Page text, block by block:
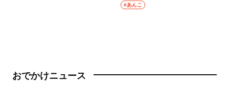
#あんこ
おでかけニュース